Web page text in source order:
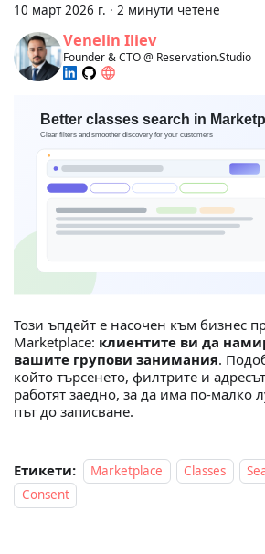
10 март 2026 г. · 2 минути четене
Venelin Iliev
Founder & CTO @ Reservation.Studio
Този ъпдейт е насочен към бизнес
Marketplace: клиентите ви да
вашите групови занимания.
който търсенето, филтрите и
работят заедно, за да има по-малко
път до записване.
Етикети: Marketplace Classes
Consent